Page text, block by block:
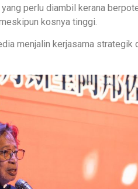
perlu diambil kerana
kosnya tinggi.
menjalin kerjasama strategik